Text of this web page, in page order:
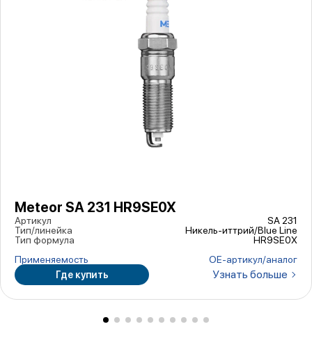
Meteor SA 231 HR9SE0X
Артикул
SA 231
Тип/линейка
Никель-иттрий/Blue Line
Тип формула
HR9SE0X
Применяемость
ОЕ-артикул/аналог
Где купить
Узнать больше